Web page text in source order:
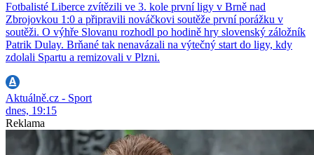
Fotbalisté Liberce zvítězili ve 3. kole první ligy v Brně nad
Zbrojovkou 1:0 a připravili nováčkovi soutěže první porážku v
soutěži. O výhře Slovanu rozhodl po hodině hry slovenský záložník
Patrik Dulay. Brňané tak nenavázali na výtečný start do ligy, kdy
zdolali Spartu a remizovali v Plzni.
Aktuálně.cz - Sport
dnes, 19:15
Reklama